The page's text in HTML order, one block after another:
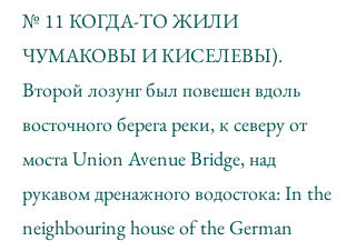
№ 11 КОГДА-ТО ЖИЛИ
ЧУМАКОВЫ И КИСЕЛЕВЫ).
Второй лозунг был повешен вдоль
восточного берега реки, к северу от
моста Union Avenue Bridge, над
рукавом дренажного водостока: In the
neighbouring house of the German